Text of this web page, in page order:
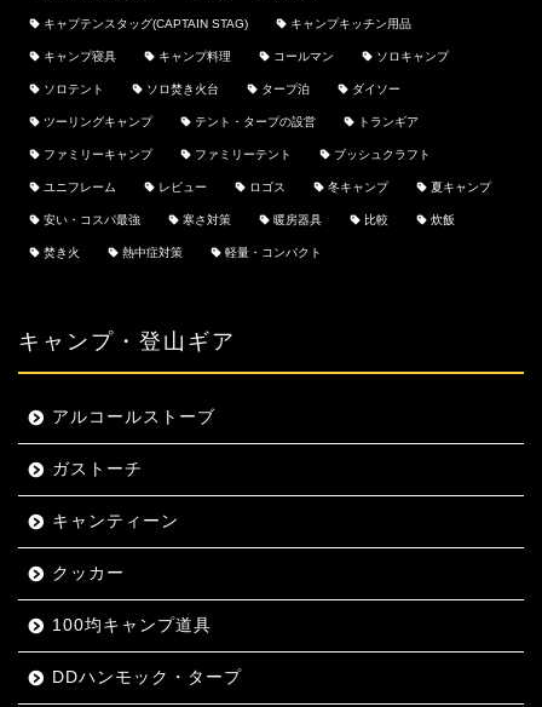
キャプテンスタッグ(CAPTAIN STAG) キャンプキッチン用品
キャンプ寝具 キャンプ料理 コールマン ソロキャンプ
ソロテント ソロ焚き火台 タープ泊 ダイソー
ツーリングキャンプ テント・タープの設営 トランギア
ファミリーキャンプ ファミリーテント ブッシュクラフト
ユニフレーム レビュー ロゴス 冬キャンプ 夏キャンプ
安い・コスパ最強 寒さ対策 暖房器具 比較 炊飯
焚き火 熱中症対策 軽量・コンパクト
キャンプ・登山ギア
アルコールストーブ
ガストーチ
キャンティーン
クッカー
100均キャンプ道具
DDハンモック・タープ